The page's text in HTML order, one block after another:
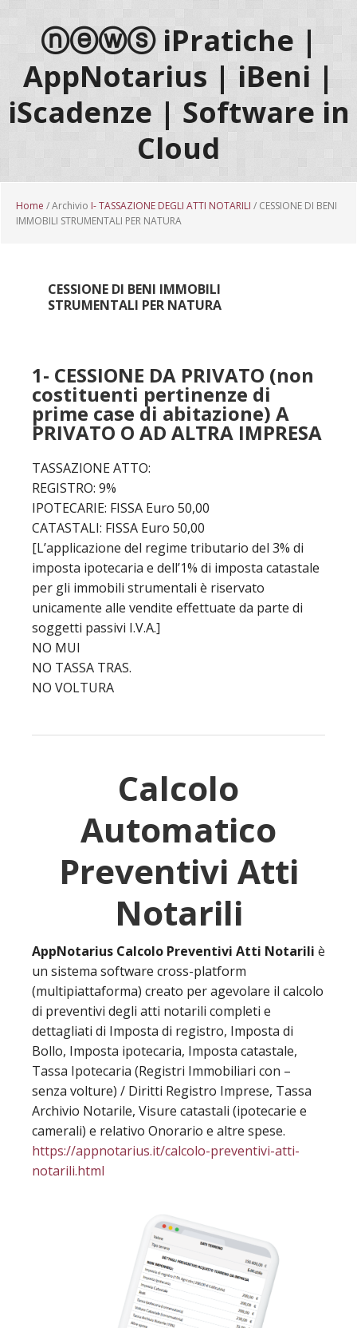
contenuto
principale
laterale
primaria
pagina
ⓝⓔⓦⓢ iPratiche |
AppNotarius | iBeni |
iScadenze | Software in
Cloud
Home / Archivio I- TASSAZIONE DEGLI ATTI NOTARILI / CESSIONE DI BENI
IMMOBILI STRUMENTALI PER NATURA
CESSIONE DI BENI IMMOBILI
STRUMENTALI PER NATURA
1- CESSIONE DA PRIVATO (non
costituenti pertinenze di
prime case di abitazione) A
PRIVATO O AD ALTRA IMPRESA
TASSAZIONE ATTO:
REGISTRO: 9%
IPOTECARIE: FISSA Euro 50,00
CATASTALI: FISSA Euro 50,00
[L’applicazione del regime tributario del 3% di
imposta ipotecaria e dell’1% di imposta catastale
per gli immobili strumentali è riservato
unicamente alle vendite effettuate da parte di
soggetti passivi I.V.A.]
NO MUI
NO TASSA TRAS.
NO VOLTURA
Calcolo
Automatico
Preventivi Atti
Notarili
AppNotarius Calcolo Preventivi Atti Notarili è
un sistema software cross-platform
(multipiattaforma) creato per agevolare il calcolo
di preventivi degli atti notarili completi e
dettagliati di Imposta di registro, Imposta di
Bollo, Imposta ipotecaria, Imposta catastale,
Tassa Ipotecaria (Registri Immobiliari con –
senza volture) / Diritti Registro Imprese, Tassa
Archivio Notarile, Visure catastali (ipotecarie e
camerali) e relativo Onorario e altre spese.
https://appnotarius.it/calcolo-preventivi-atti-
notarili.html